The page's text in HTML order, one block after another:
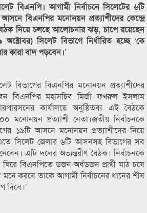
বিএনপি। আগামী নির্বাচনে সিলেটের ৬টি
বিএনপির মনোনয়ন প্রত্যাশীদের কেন্দ্রে
নিয়ে চলছে আলোচনার ঝড়, চাপে রয়েছেন
অক্টোবর) সিলেট বিভাগে নির্ধারিত হচ্ছে ‘কে
কারা বাদ পড়বেন।’
বিভাগের বিএনপির মনোনয়ন প্রত্যাশীদের
বিএনপির মহাসচিব মির্জা ফখরুল ইসলাম
কার্যালয়ে অনুষ্ঠিতব্য এই বৈঠকে
মনোনয়ন প্রত্যাশী নেতা।জতীয় নির্বাচনকে
১৯টি আসনে মনোনয়ন প্রত্যাশীদের নিয়ে
সিলেট জেলার ৬টি আসনসহ বিভাগের সব
এটি দলের অভ্যন্তরীণ বৈঠক। নির্বাচনকে
বিএনপিতে ডজন-অর্ধডজন প্রার্থী মাঠ চষে
করবে তাকে আগামী নির্বাচনের ধানের শীষ
দিবে।’